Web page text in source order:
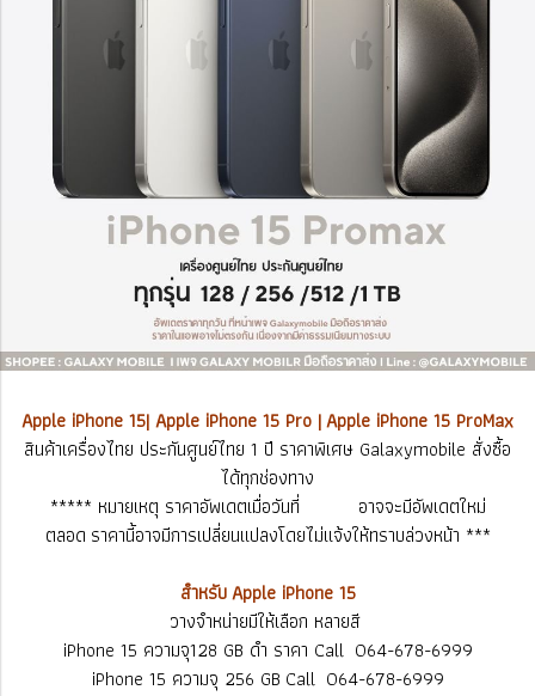
Apple iPhone 15| Apple iPhone 15 Pro | Apple iPhone 15 ProMax
สินค้าเครื่องไทย ประกันศูนย์ไทย 1 ปี ราคาพิเศษ Galaxymobile สั่งซื้อ
ได้ทุกช่องทาง
***** หมายเหตุ ราคาอัพเดตเมื่อวันที่ อาจจะมีอัพเดตใหม่
ตลอด ราคานี้อาจมีการเปลี่ยนแปลงโดยไม่แจ้งให้ทราบล่วงหน้า ***
สำหรับ Apple iPhone 15
วางจำหน่ายมีให้เลือก หลายสี
iPhone 15 ความจุ128 GB ดำ ราคา Call 064-678-6999
iPhone 15 ความจุ 256 GB Call 064-678-6999